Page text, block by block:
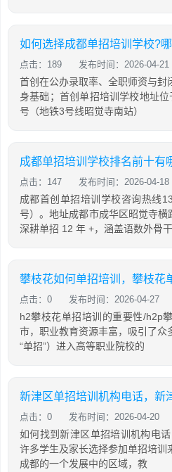
如何选择成都单招培训学校?
点击：189 发布时间：2026-04-21
首创在公办录取率、全职师资与封
身基础；首创单招培训学校地址
号（地铁3号线昭觉寺南站）
点击：147 发布时间：2026-04-18
成都首创单招培训学校咨询热线
号）。地址成都市成华区昭觉寺横
深耕单招 12 年 +，涵盖语数外骨干
攀枝花如何单招培训，攀枝花
点击：0 发布时间：2026-04-27
h2攀枝花单招培训的重要性/h2p
市，职业教育资源丰富，吸引了众
“单招”）进入高等职业院校的
新津区单招培训机构电话，新
点击：0 发布时间：2026-04-20
如何找到新津区单招培训机构电
许多学生及家长选择参加单招培训
成都的一个发展中的区域，教